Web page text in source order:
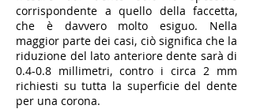
corrispondente a quello della faccetta,
che è davvero molto esiguo. Nella
maggior parte dei casi, ciò significa che la
riduzione del lato anteriore dente sarà di
0.4-0.8 millimetri, contro i circa 2 mm
richiesti su tutta la superficie del dente
per una corona.